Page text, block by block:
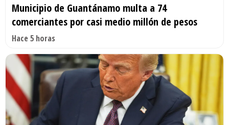
Municipio de Guantánamo multa a 74
comerciantes por casi medio millón de pesos
Hace 5 horas